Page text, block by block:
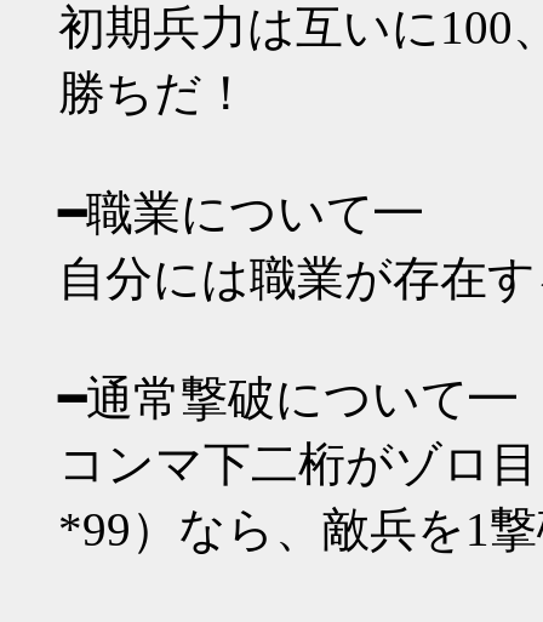
初期兵力は互いに100
勝ちだ！
━職業について━
自分には職業が存在
━通常撃破について━
コンマ下二桁がゾロ
*99）なら、敵兵を1